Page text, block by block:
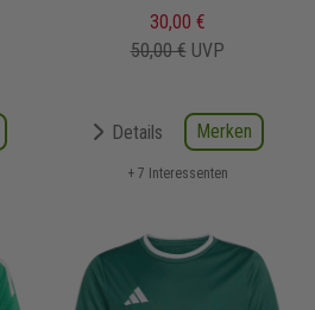
30,00 €
50,00 € UVP
Details Merken
+ 7 Interessenten